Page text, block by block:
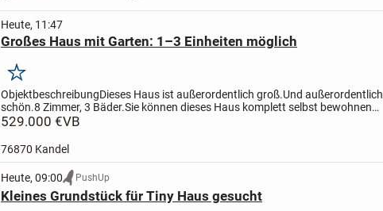
Heute, 11:47
Großes Haus mit Garten: 1–3 Einheiten möglich
Merken
ObjektbeschreibungDieses Haus ist außerordentlich groß.Und außerordentlich
schön.8 Zimmer, 3 Bäder.Sie können dieses Haus komplett selbst bewohnen
oder ergänzend 1-2 Einheiten darin vermieten,...
529.000 €VB
76870 Kandel
Heute, 09:00 PushUp
Kleines Grundstück für Tiny Haus gesucht